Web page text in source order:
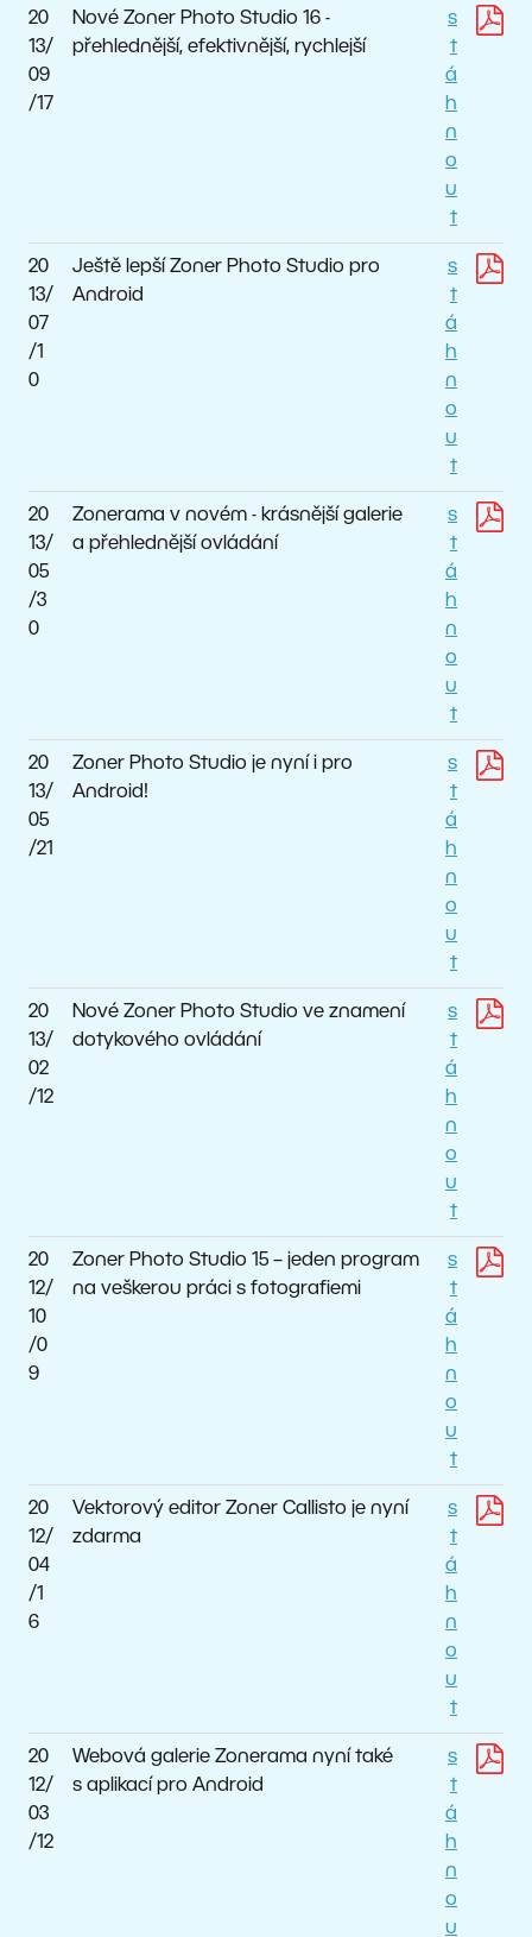
20
13/
09
/17
Nové Zoner Photo Studio 16 -
přehlednější, efektivnější, rychlejší
s
t
á
h
n
o
u
t
20
13/
07
/1
0
Ještě lepší Zoner Photo Studio pro
Android
s
t
á
h
n
o
u
t
20
13/
05
/3
0
Zonerama v novém - krásnější galerie
a přehlednější ovládání
s
t
á
h
n
o
u
t
20
13/
05
/21
Zoner Photo Studio je nyní i pro
Android!
s
t
á
h
n
o
u
t
20
13/
02
/12
Nové Zoner Photo Studio ve znamení
dotykového ovládání
s
t
á
h
n
o
u
t
20
12/
10
/0
9
Zoner Photo Studio 15 – jeden program
na veškerou práci s fotografiemi
s
t
á
h
n
o
u
t
20
12/
04
/1
6
Vektorový editor Zoner Callisto je nyní
zdarma
s
t
á
h
n
o
u
t
20
12/
03
/12
Webová galerie Zonerama nyní také
s aplikací pro Android
s
t
á
h
n
o
u